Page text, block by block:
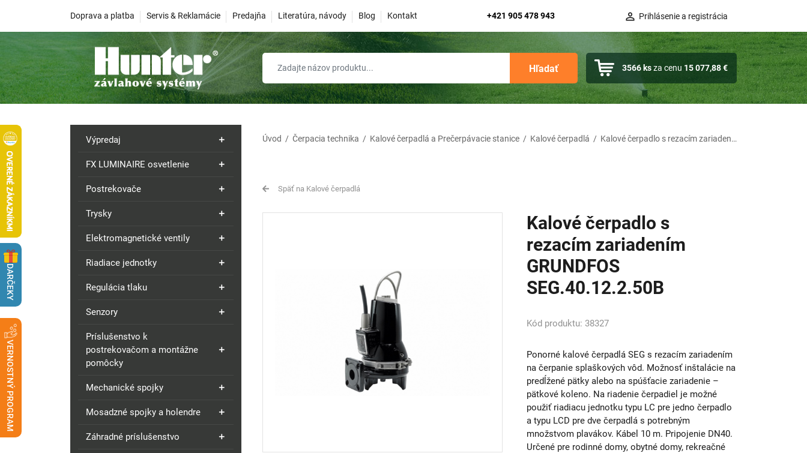
Doprava a platba Servis & Reklamácie Predajňa Literatúra, návody Blog Kontakt +421 905 478 943 Prihlásenie a registrácia
Hľadať 3566ksza cenu 15 077,88 €
Výpredaj
FX LUMINAIRE osvetlenie
Postrekovače
Trysky
Elektromagnetické ventily
Riadiace jednotky
Regulácia tlaku
Senzory
Príslušenstvo k
postrekovačom a montážne
pomôcky
Mechanické spojky
Mosadzné spojky a holendre
Záhradné príslušenstvo
Úvod / Čerpacia technika / Kalové čerpadlá a Prečerpávacie stanice / Kalové čerpadlá / Kalové čerpadlo s rezacím zariadením GRUNDFOS SEG.40.12.2.50B
Späť na Kalové čerpadlá
Kalové čerpadlo s
rezacím zariadením
GRUNDFOS
SEG.40.12.2.50B
Kód produktu: 38327
Ponorné kalové čerpadlá SEG s rezacím zariadením
na čerpanie splaškových vôd. Možnosť inštalácie na
predĺžené pätky alebo na spúšťacie zariadenie –
pätkové koleno. Na riadenie čerpadiel je možné
použiť riadiacu jednotku typu LC pre jedno čerpadlo
a typu LCD pre dve čerpadlá s potrebným
množstvom plavákov. Kábel 10 m. Pripojenie DN40.
Určené pre rodinné domy, obytné domy, rekreačné
DARČEKY
VERNOSTNÝ PROGRAM